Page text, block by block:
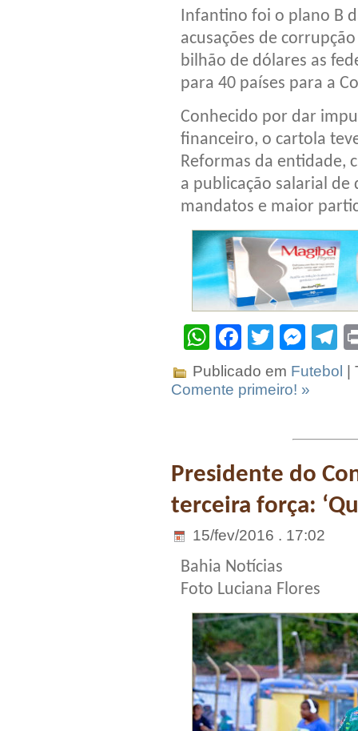
Infantino foi o plano B
acusações de
bilhão de dólares as
para 40 países para a
Conhecido por dar
financeiro, o cartola
Reformas da entidade,
a publicação salarial
mandatos e maior
WhatsApp
Facebook
Twitter
Publicado em Futebol
|
Comente primeiro! »
Presidente do
terceira força:
15/fev/2016 . 17:02
Bahia Notícias
Foto Luciana Flores